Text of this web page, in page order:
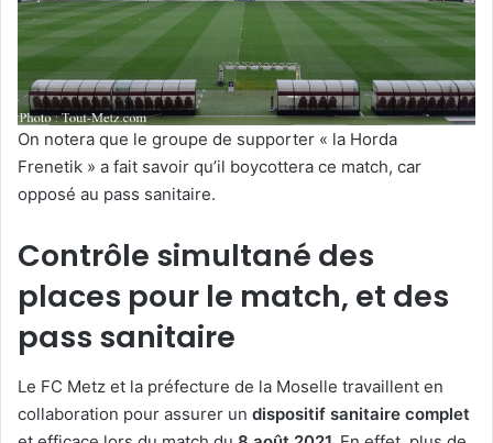
On notera que le groupe de supporter « la Horda
Frenetik » a fait savoir qu’il boycottera ce match, car
opposé au pass sanitaire.
Contrôle simultané des
places pour le match, et des
pass sanitaire
Le FC Metz et la préfecture de la Moselle travaillent en
collaboration pour assurer un dispositif sanitaire complet